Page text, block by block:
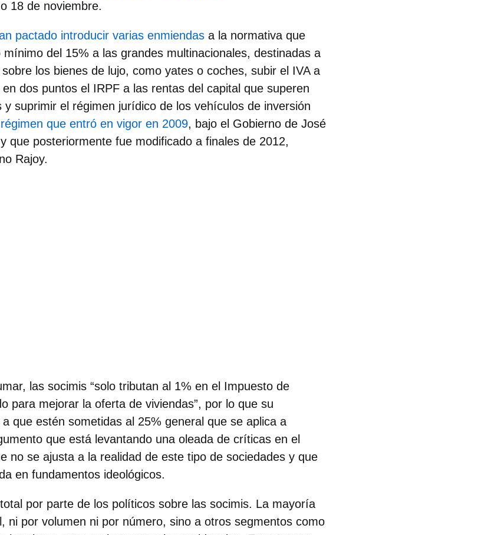
18 de noviembre.
pactado introducir varias enmiendas a la normativa que
del 15% a las grandes multinacionales, destinadas a
los bienes de lujo, como yates o coches, subir el IVA a
dos puntos el IRPF a las rentas del capital que superen
y suprimir el régimen jurídico de los vehículos de inversión
que entró en vigor en 2009, bajo el Gobierno de José
que posteriormente fue modificado a finales de 2012,
Rajoy.
las socimis “solo tributan al 1% en el Impuesto de
para mejorar la oferta de viviendas”, por lo que su
que estén sometidas al 25% general que se aplica a
que está levantando una oleada de críticas en el
no se ajusta a la realidad de este tipo de sociedades y que
en fundamentos ideológicos.
por parte de los políticos sobre las socimis. La mayoría
ni por volumen ni por número, sino a otros segmentos como